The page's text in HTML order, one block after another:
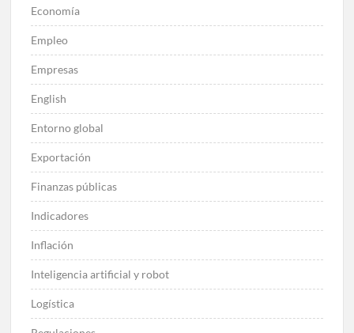
Economía
Empleo
Empresas
English
Entorno global
Exportación
Finanzas públicas
Indicadores
Inflación
Inteligencia artificial y robot
Logística